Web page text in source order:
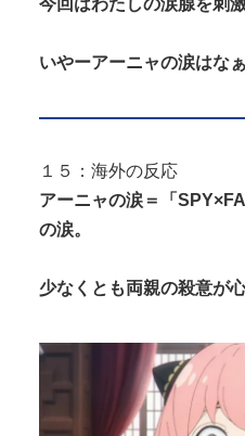
今回はわたしの涙腺を刺
いやーアーニャの涙はな
１５：海外の反応
アーニャの涙＝「
の涙。
少なくとも両親の殺意が